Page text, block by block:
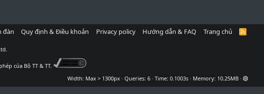
đàn Quy định & Điều khoản Privacy policy Hướng dẫn & FAQ Trang chủ
R
của Bộ TT & TT.
Width
Queries 6 Time 0.1003s Memory 10.25MB